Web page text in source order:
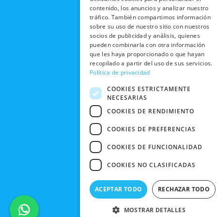
m
TRABAJA
CON
NOSOTROS
NUESTRAS
TIENDAS
BLACK
FRIDAY
CONTACTO
RECOGIDA
EN TIENDA
DEVOLUCIONES
Y CAMBIOS
CANCELAR
PEDIDO
POLÍTICA DE
PRIVACIDAD
CONDICIONES
DE COMPRA
contenido, los anuncios y analizar nuestro
tráfico. También compartimos información
sobre su uso de nuestro sitio con nuestros
socios de publicidad y análisis, quienes
pueden combinarla con otra información
que les haya proporcionado o que hayan
recopilado a partir del uso de sus servicios.
Política de privacidad
COOKIES ESTRICTAMENTE
NECESARIAS
COOKIES DE RENDIMIENTO
COOKIES DE PREFERENCIAS
COOKIES DE FUNCIONALIDAD
COOKIES NO CLASIFICADAS
ACEPTAR TODO RECHAZAR TODO
MOSTRAR DETALLES